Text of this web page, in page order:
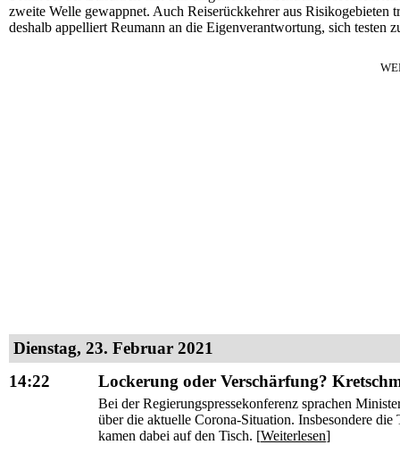
zweite Welle gewappnet. Auch Reiserückkehrer aus Risikogebieten
deshalb appelliert Reumann an die Eigenverantwortung, sich testen
Dienstag, 23. Februar 2021
14:22
Lockerung oder Verschärfung?
Bei der Regierungspressekonferenz sprachen
über die aktuelle Corona-Situation. Insbesondere
kamen dabei auf den Tisch. [Weiterlesen]